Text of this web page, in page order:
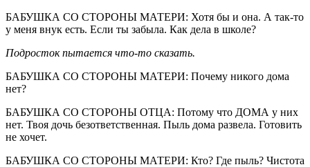
БАБУШКА СО СТОРОНЫ МАТЕРИ: Хотя бы и она. А так-то
у меня внук есть. Если ты забыла. Как дела в школе?
Подросток пытается что-то сказать.
БАБУШКА СО СТОРОНЫ МАТЕРИ: Почему никого дома
нет?
БАБУШКА СО СТОРОНЫ ОТЦА: Потому что ДОМА у них
нет. Твоя дочь безответственная. Пыль дома развела. Готовить
не хочет.
БАБУШКА СО СТОРОНЫ МАТЕРИ: Кто? Где пыль? Чистота